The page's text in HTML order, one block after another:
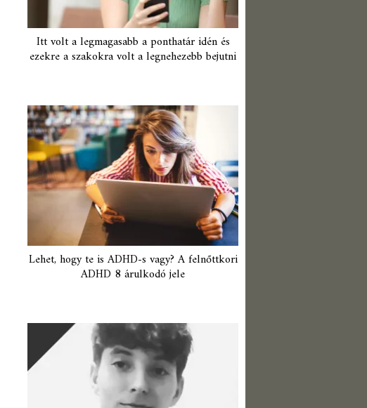
Itt volt a legmagasabb a ponthatár idén és
ezekre a szakokra volt a legnehezebb bejutni
Lehet, hogy te is ADHD-s vagy? A felnőttkori
ADHD 8 árulkodó jele